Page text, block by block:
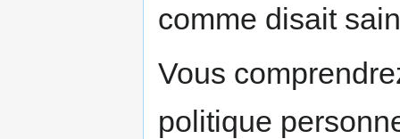
comme disait
Vous
politique